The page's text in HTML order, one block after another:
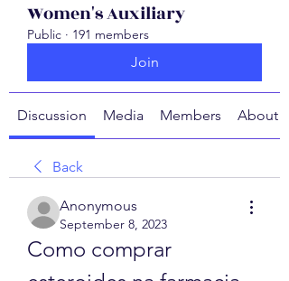
Women's Auxiliary
Public · 191 members
Join
Discussion Media Members About
Back
Anonymous
September 8, 2023
Como comprar